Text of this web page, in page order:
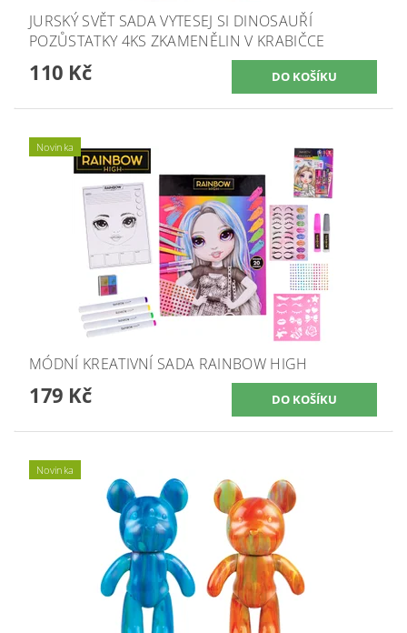
JURSKÝ SVĚT SADA VYTESEJ SI DINOSAUŘÍ
POZŮSTATKY 4KS ZKAMENĚLIN V KRABIČCE
110 Kč
Novinka
MÓDNÍ KREATIVNÍ SADA RAINBOW HIGH
179 Kč
Novinka